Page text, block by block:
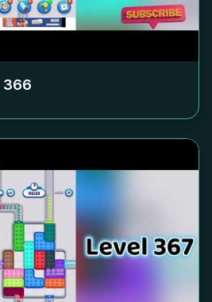
366